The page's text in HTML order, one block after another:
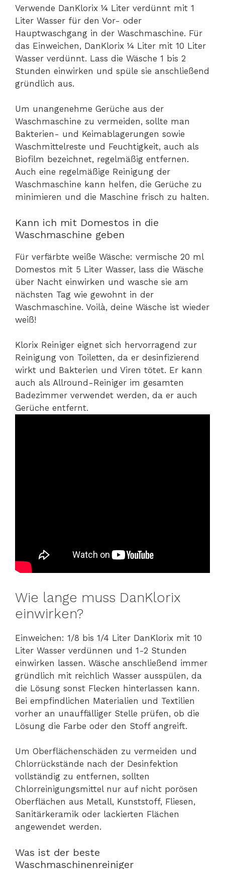
Verwende DanKlorix ¼ Liter verdünnt mit 1
Liter Wasser für den Vor- oder
Hauptwaschgang in der Waschmaschine. Für
das Einweichen, DanKlorix ¼ Liter mit 10 Liter
Wasser verdünnt. Lass die Wäsche 1 bis 2
Stunden einwirken und spüle sie anschließend
gründlich aus.
Um unangenehme Gerüche aus der
Waschmaschine zu vermeiden, sollte man
Bakterien- und Keimablagerungen sowie
Waschmittelreste und Feuchtigkeit, auch als
Biofilm bezeichnet, regelmäßig entfernen.
Auch eine regelmäßige Reinigung der
Waschmaschine kann helfen, die Gerüche zu
minimieren und die Maschine frisch zu halten.
Kann ich mit Domestos in die
Waschmaschine geben
Für verfärbte weiße Wäsche: vermische 20 ml
Domestos mit 5 Liter Wasser, lass die Wäsche
über Nacht einwirken und wasche sie am
nächsten Tag wie gewohnt in der
Waschmaschine. Voilà, deine Wäsche ist wieder
weiß!
Klorix Reiniger eignet sich hervorragend zur
Reinigung von Toiletten, da er desinfizierend
wirkt und Bakterien und Viren tötet. Er kann
auch als Allround-Reiniger im gesamten
Badezimmer verwendet werden, da er auch
Gerüche entfernt.
Wie lange muss DanKlorix
einwirken?
Einweichen: 1/8 bis 1/4 Liter DanKlorix mit 10
Liter Wasser verdünnen und 1-2 Stunden
einwirken lassen. Wäsche anschließend immer
gründlich mit reichlich Wasser ausspülen, da
die Lösung sonst Flecken hinterlassen kann.
Bei empfindlichen Materialien und Textilien
vorher an unauffälliger Stelle prüfen, ob die
Lösung die Farbe oder den Stoff angreift.
Um Oberflächenschäden zu vermeiden und
Chlorrückstände nach der Desinfektion
vollständig zu entfernen, sollten
Chlorreinigungsmittel nur auf nicht porösen
Oberflächen aus Metall, Kunststoff, Fliesen,
Sanitärkeramik oder lackierten Flächen
angewendet werden.
Was ist der beste
Waschmaschinenreiniger